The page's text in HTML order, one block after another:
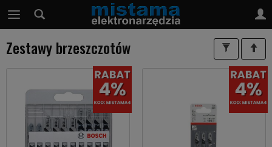
Zestawy brzeszczotów